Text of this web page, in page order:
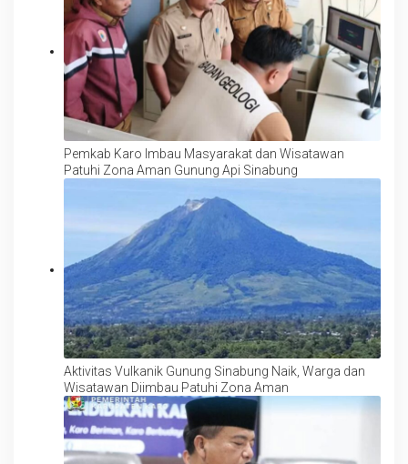
Pemkab Karo Imbau Masyarakat dan Wisatawan
Patuhi Zona Aman Gunung Api Sinabung
Aktivitas Vulkanik Gunung Sinabung Naik, Warga dan
Wisatawan Diimbau Patuhi Zona Aman